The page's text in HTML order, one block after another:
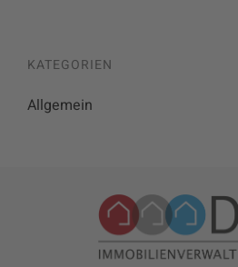
KATEGORIEN
Allgemein